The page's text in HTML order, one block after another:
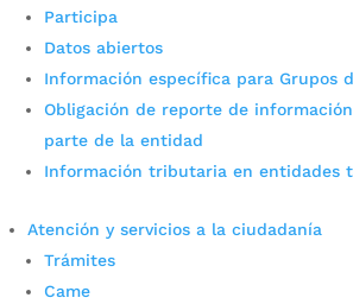
Participa
Datos abiertos
Información específica para Grupos
Obligación de reporte de
parte de la entidad
Información tributaria en entidades
Atención y servicios a la ciudadanía
Trámites
Came
de becas de la
Bucaramanga
porEdgar Augusto Sánchez|Dic 5,
salieron graduados de las Unidades
Cárdenas cumplió con la meta
Plan de Desarrollo del Municipio.
Correa/ Prensa...